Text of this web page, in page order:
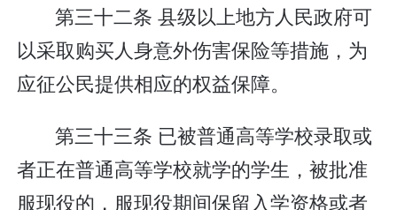
第三十二条 县级以上地方人民政府可
以采取购买人身意外伤害保险等措施，为
应征公民提供相应的权益保障。
第三十三条 已被普通高等学校录取或
者正在普通高等学校就学的学生，被批准
服现役的，服现役期间保留入学资格或者